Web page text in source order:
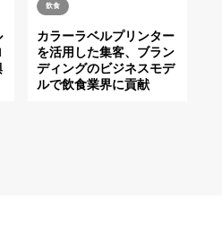
飲食
カラーラベルプリンター
を活用した集客、ブラン
ディングのビジネスモデ
ルで飲食業界に貢献